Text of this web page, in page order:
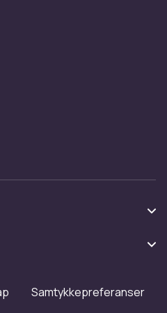
Samtykkepreferanser